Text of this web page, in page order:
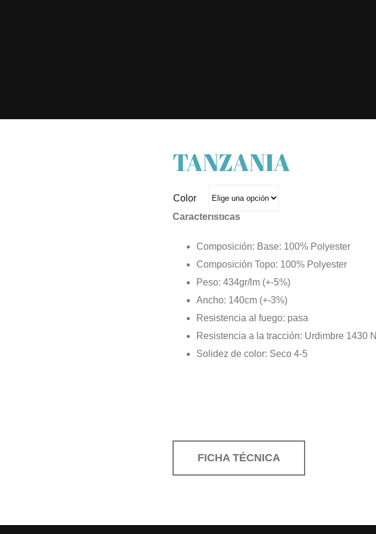
TANZANIA
Color
Características
Composición: Base: 100% Polyester
Composición Topo: 100% Polyester
Peso: 434gr/lm (+-5%)
Ancho: 140cm (+-3%)
Resistencia al fuego: pasa
Resistencia a la tracción: Urdimbre 1430 N
Solidez de color: Seco 4-5
FICHA TÉCNICA